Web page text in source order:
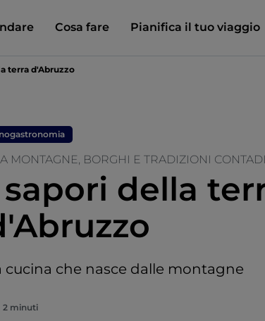
Cosa fare Pianifica il tuo viaggio
terra d'Abruzzo
MONTAGNE, BORGHI E TRADIZIONI
sapori della
cucina che nasce dalle montagne
2 minuti